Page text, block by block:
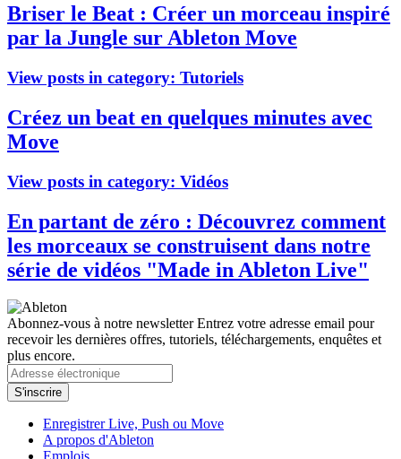
Briser le Beat : Créer un morceau inspiré
par la Jungle sur Ableton Move
View posts in category: Tutoriels
Créez un beat en quelques minutes avec
Move
View posts in category: Vidéos
En partant de zéro : Découvrez comment
les morceaux se construisent dans notre
série de vidéos "Made in Ableton Live"
Abonnez-vous à notre newsletterEntrez votre adresse email pour
recevoir les dernières offres, tutoriels, téléchargements, enquêtes et
plus encore.
Enregistrer Live, Push ou Move
A propos d'Ableton